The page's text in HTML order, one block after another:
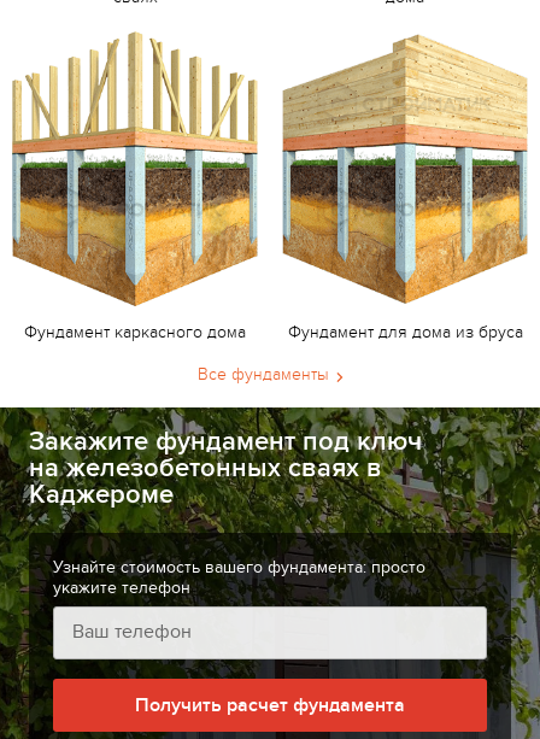
Фундамент каркасного дома Фундамент для дома из бруса
Все фундаменты
Закажите фундамент под ключ
на железобетонных сваях в
Каджероме
Узнайте стоимость вашего фундамента: просто
укажите телефон
Получить расчет фундамента